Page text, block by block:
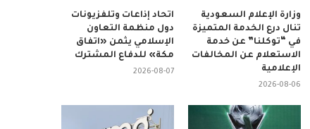
اتحاد إذاعات وتلفزيونات
دول منظمة التعاون
الإسلامي يثمن «اتفاق
مكة» للدفاع المشترك
2026-08-07
وزارة الإعلام السعودية
تنال درع الخدمة المتميزة
في “توكلنا” عن خدمة
الاستعلام عن المخالفات
الإعلامية
2026-08-06